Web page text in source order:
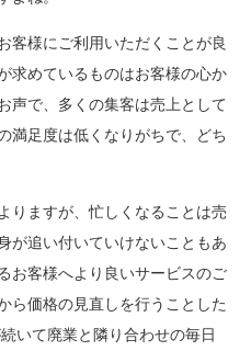
客様にご利用いただくことが良
求めているものはお客様の心か
声で、多くの集客は売上として
満足度は低くなりがちで、どち
りますが、忙しくなることは売
が追い付いていけないこともあ
お客様へより良いサービスのご
ら価格の見直しを行うことした
いて廃業と隣り合わせの毎日